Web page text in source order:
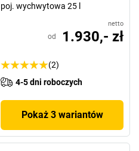
poj. wychwytowa 25 l
netto
od 1.930,- zł
(2)
4-5 dni roboczych
Pokaż 3 wariantów